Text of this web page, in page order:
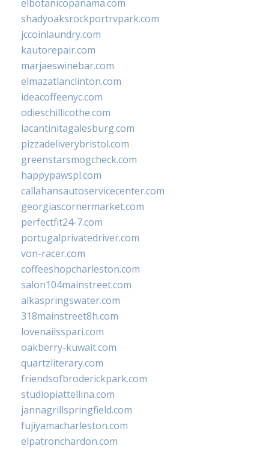
elbotanicopanama.com
shadyoaksrockportrvpark.com
jccoinlaundry.com
kautorepair.com
marjaeswinebar.com
elmazatlanclinton.com
ideacoffeenyc.com
odieschillicothe.com
lacantinitagalesburg.com
pizzadeliverybristol.com
greenstarsmogcheck.com
happypawspl.com
callahansautoservicecenter.com
georgiascornermarket.com
perfectfit24-7.com
portugalprivatedriver.com
von-racer.com
coffeeshopcharleston.com
salon104mainstreet.com
alkaspringswater.com
318mainstreet8h.com
lovenailsspari.com
oakberry-kuwait.com
quartzliterary.com
friendsofbroderickpark.com
studiopiattellina.com
jannagrillspringfield.com
fujiyamacharleston.com
elpatronchardon.com